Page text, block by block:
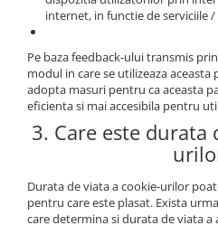
internet, in functie de serviciile
Pe baza feedback-ului transmis
modul in care se utilizeaza
adopta masuri pentru ca aceasta
eficienta si mai accesibila pentru
3. Care este durata
Durata de viata a cookie-urilor
pentru care este plasat. Exista
care determina si durata de viata a